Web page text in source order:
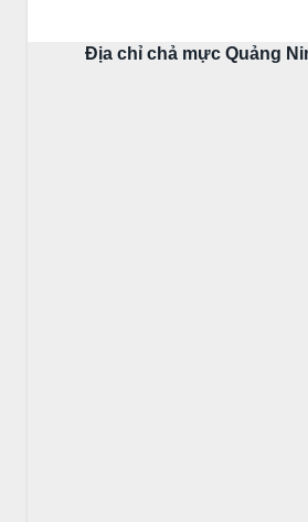
Địa chỉ chả mực Quảng